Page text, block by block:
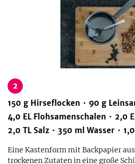
2
150 g Hirseflocken 90 g
4,0 EL Flohsamenschalen 2,0
2,0 TL Salz 350 ml Wasser 1,0
Eine Kastenform mit Backpapier
trockenen Zutaten in eine große